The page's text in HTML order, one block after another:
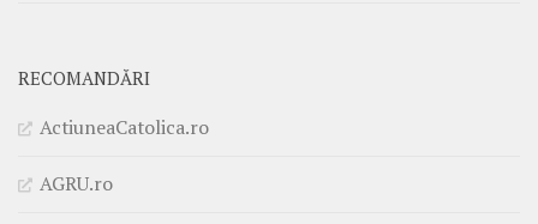
RECOMANDĂRI
ActiuneaCatolica.ro
AGRU.ro